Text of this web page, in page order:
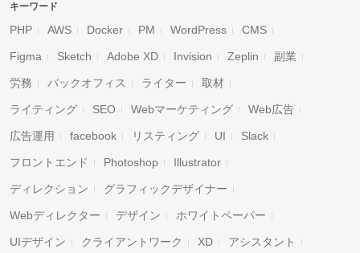
キーワード
PHP AWS Docker PM WordPress CMS
Figma Sketch Adobe XD Invision Zeplin 副業
労務 バックオフィス ライター 取材
ライティング SEO Webマーケティング Web広告
広告運用 facebook リスティング UI Slack
フロントエンド Photoshop Illustrator
ディレクション グラフィックデザイナー
Webディレクター デザイン ホワイトペーパー
UIデザイン クライアントワーク XD アシスタント